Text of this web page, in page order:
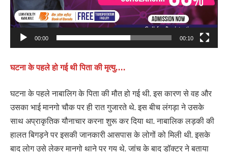
00:00 00:10
घटना के पहले हो गई थी पिता की मृत्यु….
घटना के पहले नाबालिग के पिता की मौत हो गई थी. इस कारण से वह और
उसका भाई मानगो चौक पर ही रात गुजारते थे. इस बीच लंगड़ा ने उसके
साथ अप्राकृतिक यौनाचार करना शुरू कर दिया था. नाबालिक लड़की की
हालत बिगड़ने पर इसकी जानकारी आसपास के लोगों को मिली थी. इसके
बाद लोग उसे लेकर मानगो थाने पर गय थे. जांच के बाद डॉक्टर ने बताया